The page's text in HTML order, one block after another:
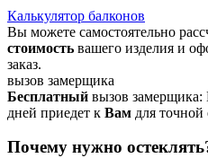
Калькулятор балконов
Вы можете самостоятельно
стоимость вашего изделия и
заказ.
вызов замерщика
Бесплатный вызов замерщика:
дней приедет к Вам для точной
Почему нужно